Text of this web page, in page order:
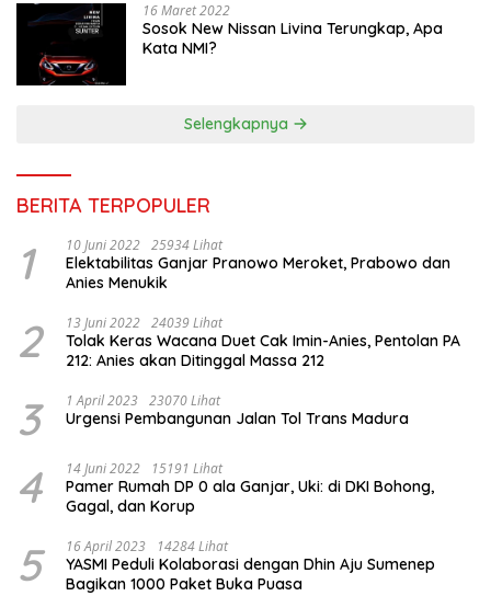
16 Maret 2022
Sosok New Nissan Livina Terungkap, Apa
Kata NMI?
Selengkapnya
BERITA TERPOPULER
1 10 Juni 2022 25934 Lihat
Elektabilitas Ganjar Pranowo Meroket, Prabowo dan
Anies Menukik
2 13 Juni 2022 24039 Lihat
Tolak Keras Wacana Duet Cak Imin-Anies, Pentolan PA
212: Anies akan Ditinggal Massa 212
3 1 April 2023 23070 Lihat
Urgensi Pembangunan Jalan Tol Trans Madura
4 14 Juni 2022 15191 Lihat
Pamer Rumah DP 0 ala Ganjar, Uki: di DKI Bohong,
Gagal, dan Korup
5 16 April 2023 14284 Lihat
YASMI Peduli Kolaborasi dengan Dhin Aju Sumenep
Bagikan 1000 Paket Buka Puasa